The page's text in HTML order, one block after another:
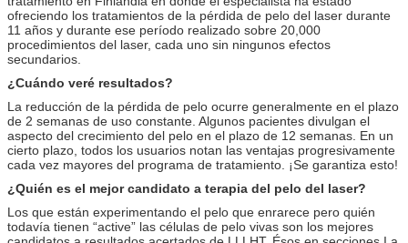
ofreciendo los tratamientos de la pérdida de pelo del laser durante
11 años y durante ese período realizado sobre 20,000
procedimientos del laser, cada uno sin ningunos efectos
secundarios.
¿Cuándo veré resultados?
La reducción de la pérdida de pelo ocurre generalmente en el plazo
de 2 semanas de uso constante. Algunos pacientes divulgan el
aspecto del crecimiento del pelo en el plazo de 12 semanas. En un
cierto plazo, todos los usuarios notan las ventajas progresivamente
cada vez mayores del programa de tratamiento. ¡Se garantiza esto!
¿Quién es el mejor candidato a terapia del pelo del laser?
Los que están experimentando el pelo que enrarece pero quién
todavía tienen “active” las células de pelo vivas son los mejores